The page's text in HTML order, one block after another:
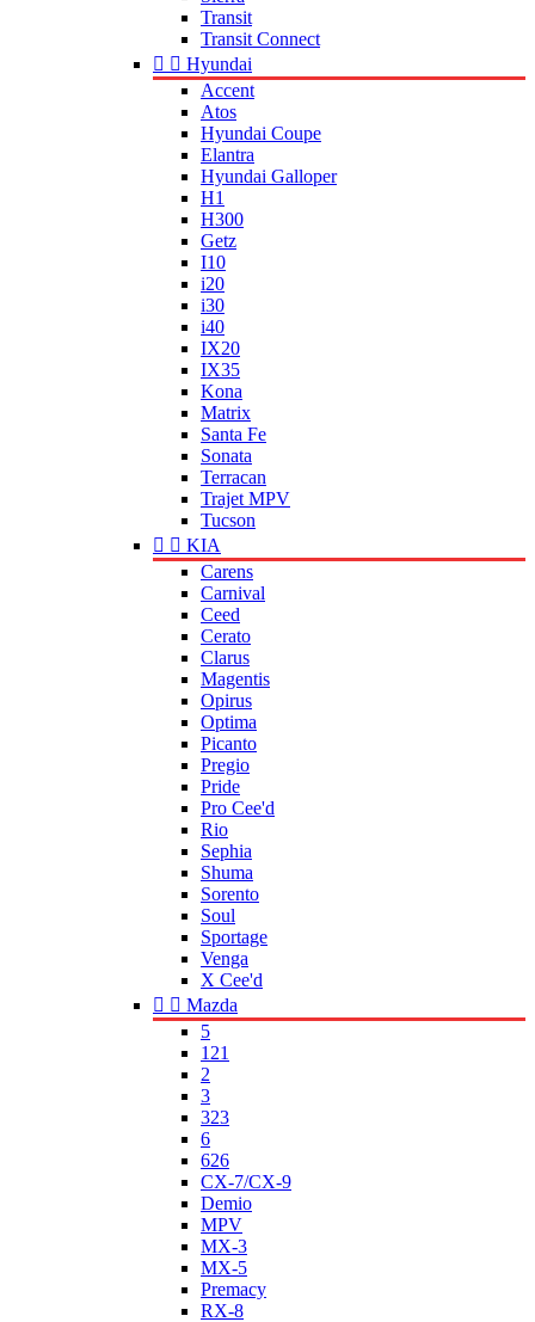
Transit
Transit Connect
  Hyundai
Accent
Atos
Hyundai Coupe
Elantra
Hyundai Galloper
H1
H300
Getz
I10
i20
i30
i40
IX20
IX35
Kona
Matrix
Santa Fe
Sonata
Terracan
Trajet MPV
Tucson
  KIA
Carens
Carnival
Ceed
Cerato
Clarus
Magentis
Opirus
Optima
Picanto
Pregio
Pride
Pro Cee'd
Rio
Sephia
Shuma
Sorento
Soul
Sportage
Venga
X Cee'd
  Mazda
5
121
2
3
323
6
626
CX-7/CX-9
Demio
MPV
MX-3
MX-5
Premacy
RX-8